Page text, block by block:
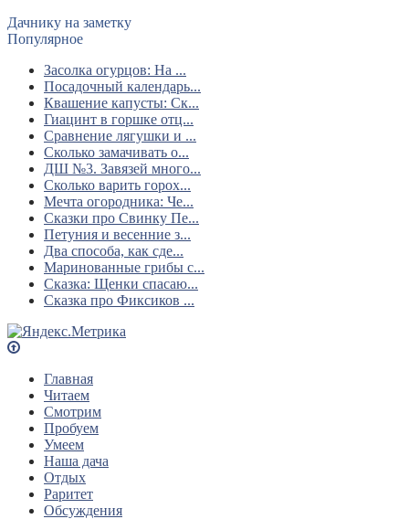
Дачнику на заметку
Популярное
Засолка огурцов: На ...
Посадочный календарь...
Квашение капусты: Ск...
Гиацинт в горшке отц...
Сравнение лягушки и ...
Сколько замачивать о...
ДШ №3. Завязей много...
Сколько варить горох...
Мечта огородника: Че...
Сказки про Свинку Пе...
Петуния и весенние з...
Два способа, как сде...
Маринованные грибы с...
Сказка: Щенки спасаю...
Сказка про Фиксиков ...
Главная
Читаем
Смотрим
Пробуем
Умеем
Наша дача
Отдых
Раритет
Обсуждения